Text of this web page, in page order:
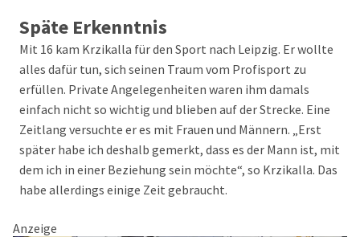
Späte Erkenntnis
Mit 16 kam Krzikalla für den Sport nach Leipzig. Er wollte
alles dafür tun, sich seinen Traum vom Profisport zu
erfüllen. Private Angelegenheiten waren ihm damals
einfach nicht so wichtig und blieben auf der Strecke. Eine
Zeitlang versuchte er es mit Frauen und Männern. „Erst
später habe ich deshalb gemerkt, dass es der Mann ist, mit
dem ich in einer Beziehung sein möchte“, so Krzikalla. Das
habe allerdings einige Zeit gebraucht.
Anzeige